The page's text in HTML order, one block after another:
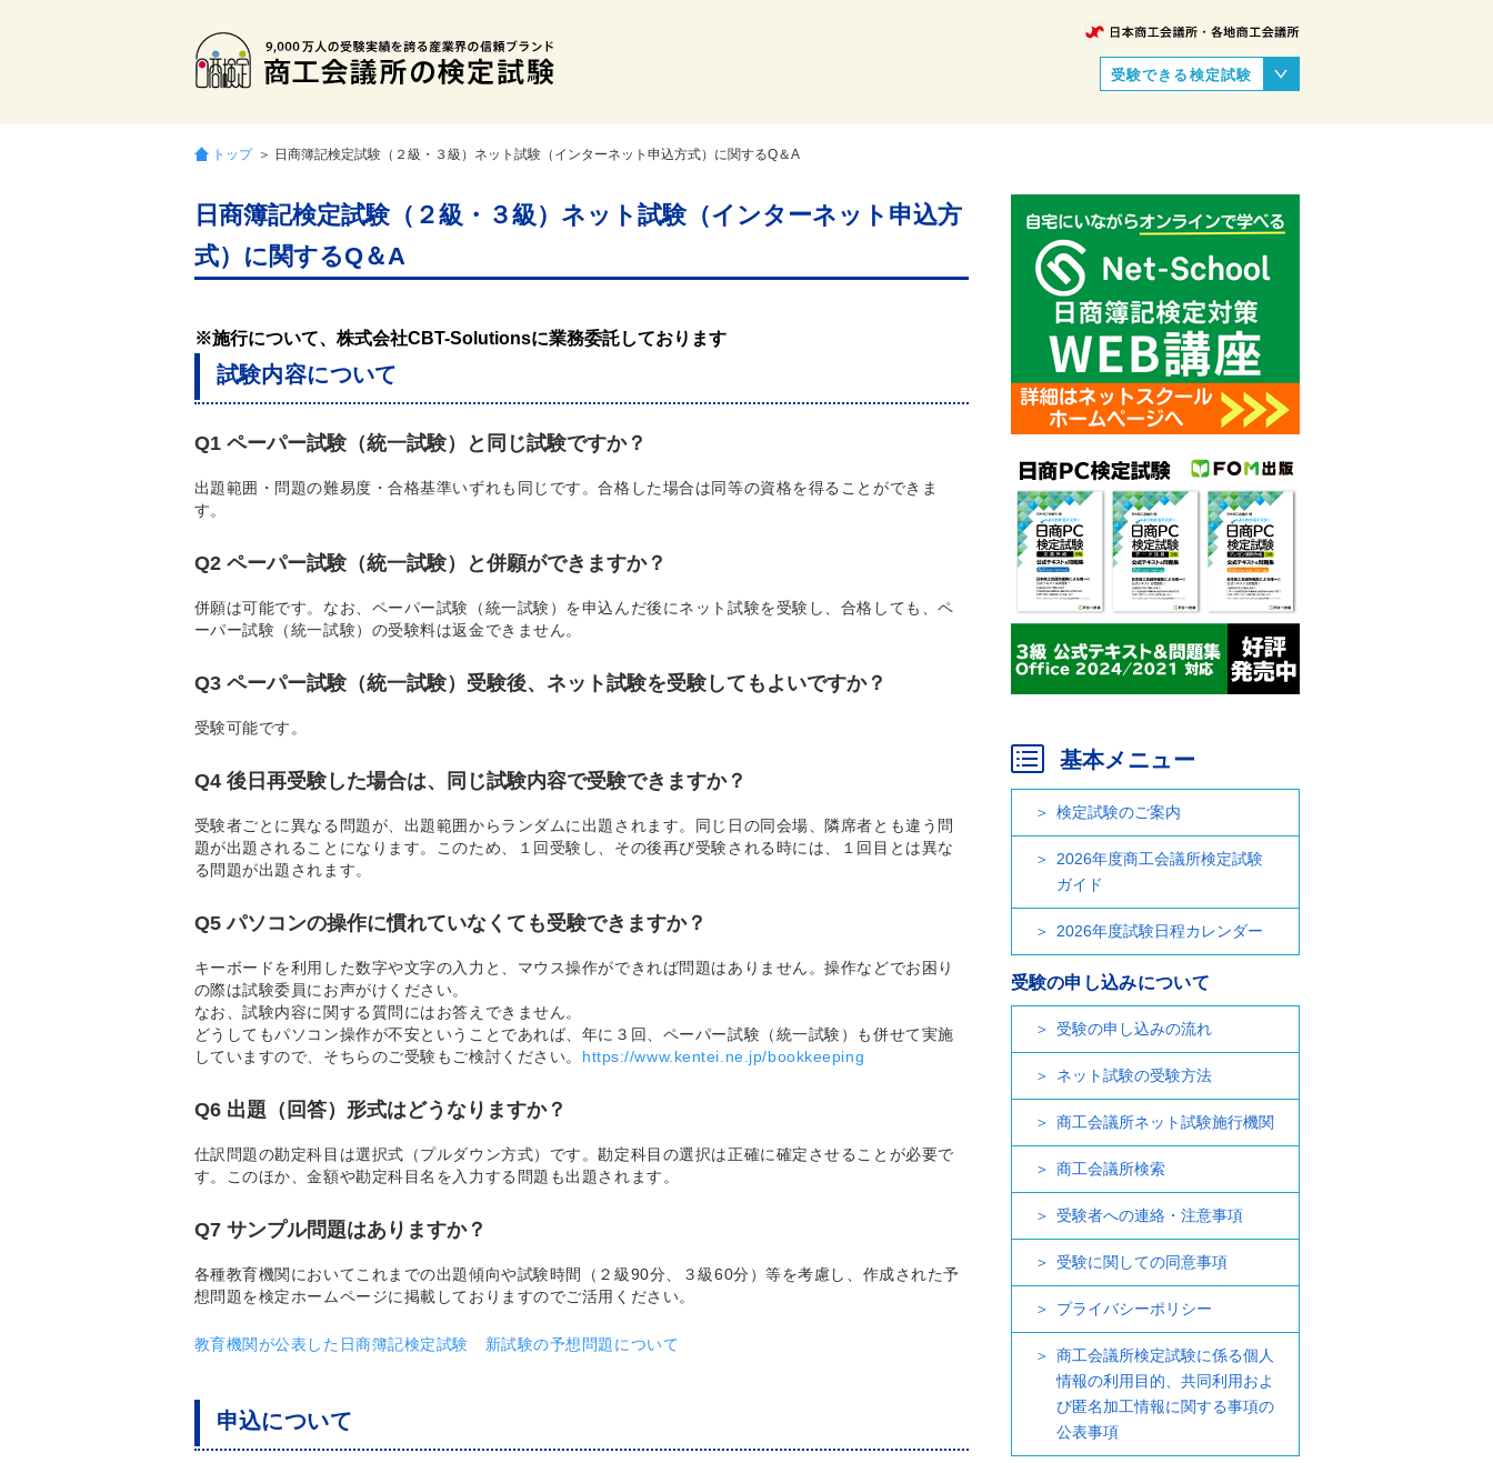
受験できる検定試験
トップ ＞ 日商簿記検定試験（２級・３級）ネット試験（インターネット申込方式）に関するQ＆A
日商簿記検定試験（２級・３級）ネット試験（インターネット申込方
式）に関するQ＆A
※施行について、株式会社CBT-Solutionsに業務委託しております
試験内容について
Q1 ペーパー試験（統一試験）と同じ試験ですか？
出題範囲・問題の難易度・合格基準いずれも同じです。合格した場合は同等の資格を得ることができま
す。
Q2 ペーパー試験（統一試験）と併願ができますか？
併願は可能です。なお、ペーパー試験（統一試験）を申込んだ後にネット試験を受験し、合格しても、ペ
ーパー試験（統一試験）の受験料は返金できません。
Q3 ペーパー試験（統一試験）受験後、ネット試験を受験してもよいですか？
受験可能です。
Q4 後日再受験した場合は、同じ試験内容で受験できますか？
受験者ごとに異なる問題が、出題範囲からランダムに出題されます。同じ日の同会場、隣席者とも違う問
題が出題されることになります。このため、１回受験し、その後再び受験される時には、１回目とは異な
る問題が出題されます。
Q5 パソコンの操作に慣れていなくても受験できますか？
キーボードを利用した数字や文字の入力と、マウス操作ができれば問題はありません。操作などでお困り
の際は試験委員にお声がけください。
なお、試験内容に関する質問にはお答えできません。
どうしてもパソコン操作が不安ということであれば、年に３回、ペーパー試験（統一試験）も併せて実施
していますので、そちらのご受験もご検討ください。 https://www.kentei.ne.jp/bookkeeping
Q6 出題（回答）形式はどうなりますか？
仕訳問題の勘定科目は選択式（プルダウン方式）です。勘定科目の選択は正確に確定させることが必要で
す。このほか、金額や勘定科目名を入力する問題も出題されます。
Q7 サンプル問題はありますか？
各種教育機関においてこれまでの出題傾向や試験時間（２級90分、３級60分）等を考慮し、作成された予
想問題を検定ホームページに掲載しておりますのでご活用ください。
教育機関が公表した日商簿記検定試験 新試験の予想問題について
申込について
基本メニュー
検定試験のご案内
2026年度商工会議所検定試験
ガイド
2026年度試験日程カレンダー
受験の申し込みについて
受験の申し込みの流れ
ネット試験の受験方法
商工会議所ネット試験施行機関
商工会議所検索
受験者への連絡・注意事項
受験に関しての同意事項
プライバシーポリシー
商工会議所検定試験に係る個人
情報の利用目的、共同利用およ
び匿名加工情報に関する事項の
公表事項